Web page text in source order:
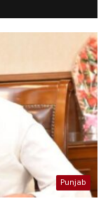
Punjab